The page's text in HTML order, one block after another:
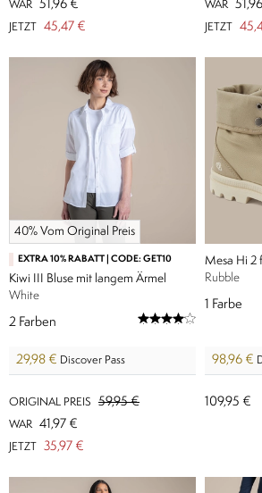
WAR 51,96 €
JETZT 45,47 €
WAR
JETZT
40% Vom Original Preis
EXTRA 10% RABATT | CODE: GET10
Kiwi III Bluse mit langem Ärmel
White
2 Farben
29,98 € Discover Pass
ORIGINAL PREIS 59,95 €
WAR 41,97 €
JETZT 35,97 €
Mesa Hi 2
Rubble​
1 Farbe
98,96 €
109,95 €